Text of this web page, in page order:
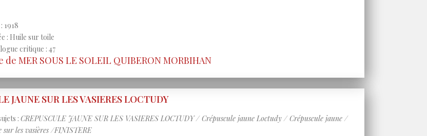
1918
: Huile sur toile
critique : 47
MER SOUS LE SOLEIL QUIBERON MORBIHAN
JAUNE SUR LES VASIERES LOCTUDY
: CREPUSCULE JAUNE SUR LES VASIERES LOCTUDY / Crépuscule jaune Loctudy / Crépuscule jaune /
sur les vasières /FINISTERE